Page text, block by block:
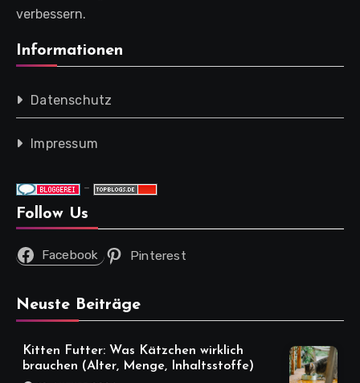
verbessern.
Informationen
Datenschutz
Impressum
-
Follow Us
Facebook Pinterest
Neuste Beiträge
Kitten Futter: Was Kätzchen wirklich
brauchen (Alter, Menge, Inhaltsstoffe)